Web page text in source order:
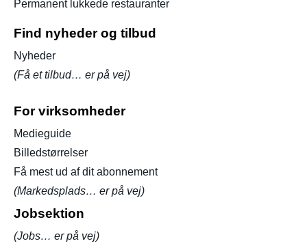
Permanent lukkede restauranter
Find nyheder og tilbud
Nyheder
(Få et tilbud… er på vej)
For virksomheder
Medieguide
Billedstørrelser
Få mest ud af dit abonnement
(Markedsplads… er på vej)
Jobsektion
(Jobs… er på vej)